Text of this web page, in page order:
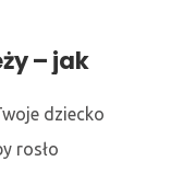
– jak
dziecko
rosło